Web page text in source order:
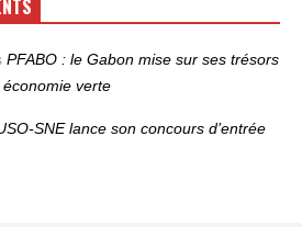
PFABO : le Gabon mise sur ses trésors
verte
lance son concours d’entrée